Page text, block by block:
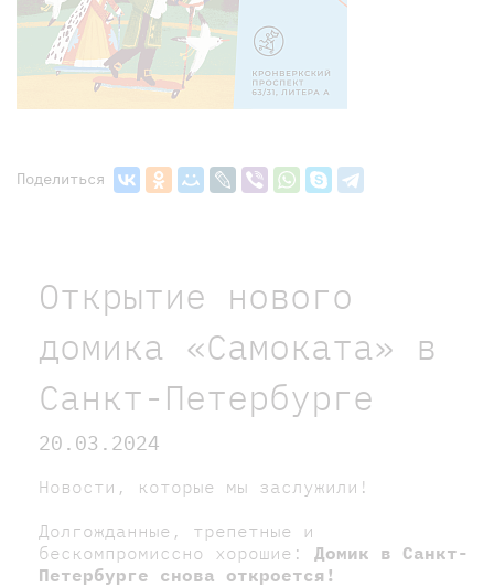
Поделиться
Открытие нового
домика «Самоката» в
Санкт-Петербурге
20.03.2024
Новости, которые мы заслужили!
Долгожданные, трепетные и
бескомпромиссно хорошие: Домик в Санкт-
Петербурге снова откроется!